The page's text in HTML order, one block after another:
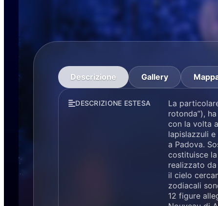
Descrizione Gallery
DESCRIZIONE ESTESA
La
rotonda”),
con la volta
lapislazzuli
a Padova.
costituisce
realizzato
il cielo
zodiacali
12 figure